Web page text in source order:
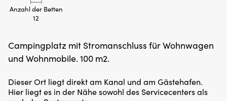
Anzahl der Betten
12
Campingplatz mit Stromanschluss für Wohnwagen
Dieser Ort liegt direkt am Kanal und am Gästehafen.
Hier liegt es in der Nähe sowohl des Servicecenters als